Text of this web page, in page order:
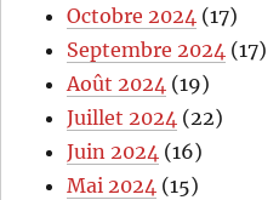
Octobre 2024 (17)
Septembre 2024 (17)
Août 2024 (19)
Juillet 2024 (22)
Juin 2024 (16)
Mai 2024 (15)